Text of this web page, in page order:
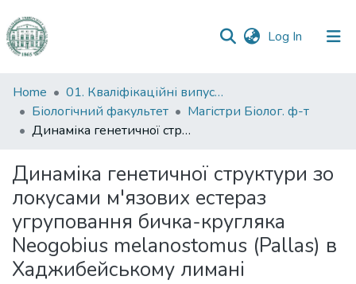
Log In (current)
Communities
&
Collections
Statistics
Home
01. Кваліфікаційні випускні роботи здобувачів вищої освіти
Біологічний факультет
Магістри Біолог. ф-т
Динаміка генетичної структури зо локусами м'язових естераз угруповання бичка-кругляка Neogobius melanostomus (Pallas) в Хаджибейському лимані
Динаміка генетичної структури зо
локусами м'язових естераз
угруповання бичка-кругляка
Neogobius melanostomus (Pallas) в
Хаджибейському лимані